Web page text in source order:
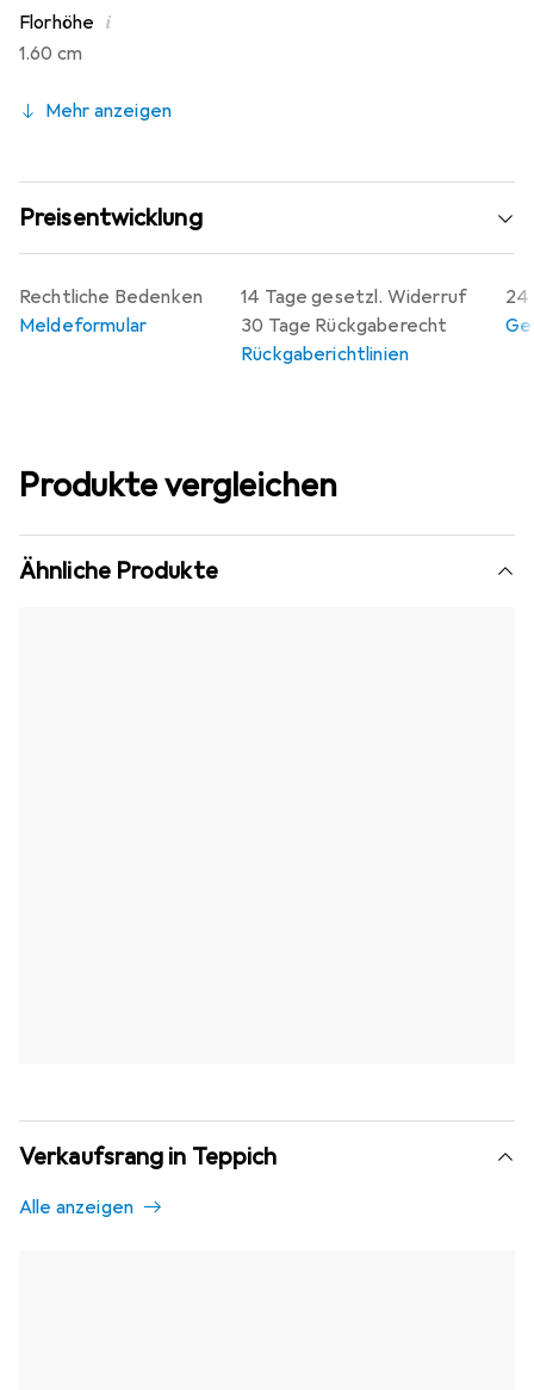
Florhöhe i
1.60 cm
Mehr anzeigen
Preisentwicklung
14 Tage gesetzl. Widerruf
30 Tage Rückgaberecht
Rückgaberichtlinien
24
Rechtliche Bedenken
Meldeformular
Produkte vergleichen
Ähnliche Produkte
Verkaufsrang in Teppich
Alle anzeigen